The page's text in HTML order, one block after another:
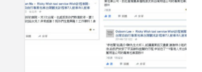
景
淡
推
薦
車
旅
遊